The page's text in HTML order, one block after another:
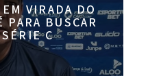
VIRADA DO
BUSCAR
C